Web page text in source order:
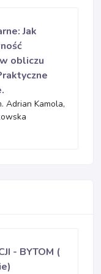
Jak
obliczu
Adrian Kamola,
- BYTOM (